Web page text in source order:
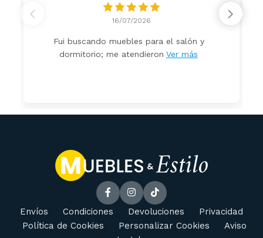
16/07/2026
Fui buscando muebles para el salón y
dormitorio; me atendieron Ver más
Envíos Condiciones Devoluciones
Privacidad
Política de Cookies
Personalizar Cookies
Aviso